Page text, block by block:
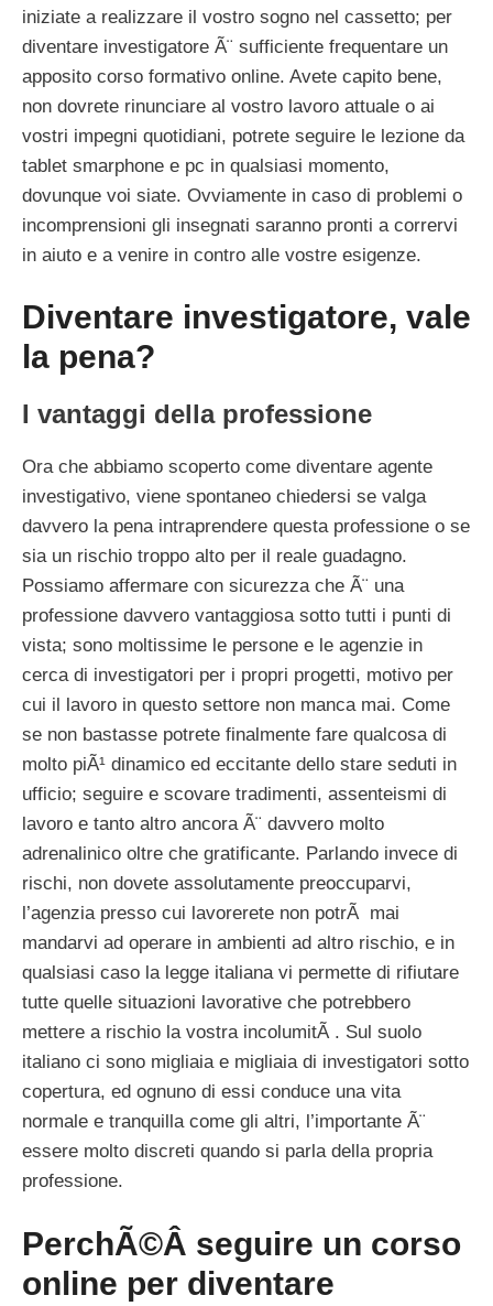
iniziate a realizzare il vostro sogno nel cassetto; per
diventare investigatore Ã¨ sufficiente frequentare un
apposito corso formativo online. Avete capito bene,
non dovrete rinunciare al vostro lavoro attuale o ai
vostri impegni quotidiani, potrete seguire le lezione da
tablet smarphone e pc in qualsiasi momento,
dovunque voi siate. Ovviamente in caso di problemi o
incomprensioni gli insegnati saranno pronti a corrervi
in aiuto e a venire in contro alle vostre esigenze.
Diventare investigatore, vale
la pena?
I vantaggi della professione
Ora che abbiamo scoperto come diventare agente
investigativo, viene spontaneo chiedersi se valga
davvero la pena intraprendere questa professione o se
sia un rischio troppo alto per il reale guadagno.
Possiamo affermare con sicurezza che Ã¨ una
professione davvero vantaggiosa sotto tutti i punti di
vista; sono moltissime le persone e le agenzie in
cerca di investigatori per i propri progetti, motivo per
cui il lavoro in questo settore non manca mai. Come
se non bastasse potrete finalmente fare qualcosa di
molto piÃ¹ dinamico ed eccitante dello stare seduti in
ufficio; seguire e scovare tradimenti, assenteismi di
lavoro e tanto altro ancora Ã¨ davvero molto
adrenalinico oltre che gratificante. Parlando invece di
rischi, non dovete assolutamente preoccuparvi,
l’agenzia presso cui lavorerete non potrÃ mai
mandarvi ad operare in ambienti ad altro rischio, e in
qualsiasi caso la legge italiana vi permette di rifiutare
tutte quelle situazioni lavorative che potrebbero
mettere a rischio la vostra incolumitÃ . Sul suolo
italiano ci sono migliaia e migliaia di investigatori sotto
copertura, ed ognuno di essi conduce una vita
normale e tranquilla come gli altri, l’importante Ã¨
essere molto discreti quando si parla della propria
professione.
PerchÃ©Â seguire un corso
online per diventare